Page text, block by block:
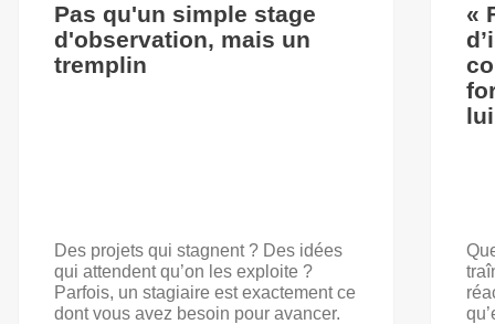
Pas qu'un simple stage
d'observation, mais un
tremplin
Des projets qui stagnent ? Des idées
qui attendent qu’on les exploite ?
Parfois, un stagiaire est exactement ce
dont vous avez besoin pour avancer.
«